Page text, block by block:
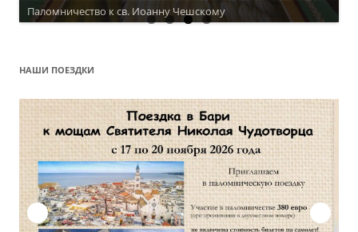
Актуальное расписание
НАШИ ПОЕЗДКИ